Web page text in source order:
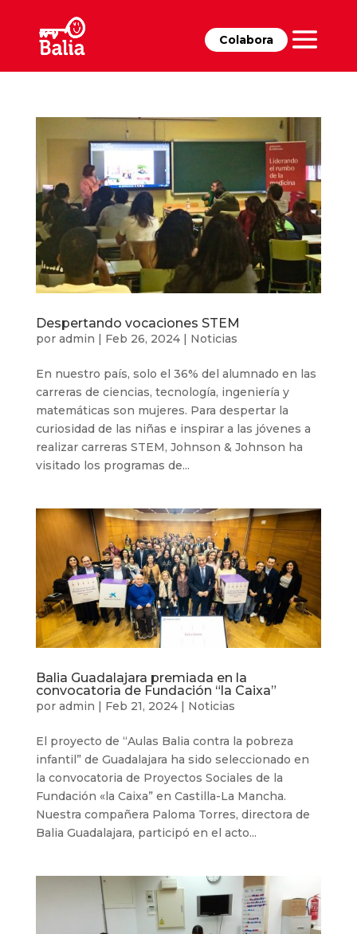
Colabora
Despertando vocaciones STEM
por admin | Feb 26, 2024| Noticias
En nuestro país, solo el 36% del alumnado en las
carreras de ciencias, tecnología, ingeniería y
matemáticas son mujeres. Para despertar la
curiosidad de las niñas e inspirar a las jóvenes a
realizar carreras STEM, Johnson & Johnson ha
visitado los programas de...
Balia Guadalajara premiada en la
convocatoria de Fundación “la Caixa”
por admin | Feb 21, 2024| Noticias
El proyecto de “Aulas Balia contra la pobreza
infantil” de Guadalajara ha sido seleccionado en
la convocatoria de Proyectos Sociales de la
Fundación «la Caixa” en Castilla-La Mancha.
Nuestra compañera Paloma Torres, directora de
Balia Guadalajara, participó en el acto...